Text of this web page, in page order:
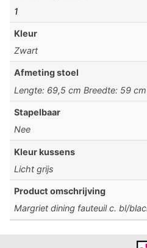
1
Kleur
Zwart
Afmeting stoel
Lengte: 69,5 cm Breedte: 59
Stapelbaar
Nee
Kleur kussens
Licht grijs
Product omschrijving
Margriet dining fauteuil c. bl/